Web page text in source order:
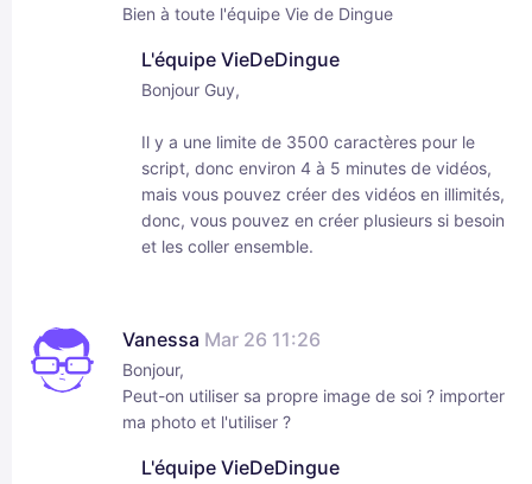
Bien à toute l'équipe Vie de Dingue
L'équipe VieDeDingue
Bonjour Guy,
Il y a une limite de 3500 caractères pour le
script, donc environ 4 à 5 minutes de vidéos,
mais vous pouvez créer des vidéos en illimités,
donc, vous pouvez en créer plusieurs si besoin
et les coller ensemble.
Vanessa Mar 26 11:26
Bonjour,
Peut-on utiliser sa propre image de soi ? importer
ma photo et l'utiliser ?
L'équipe VieDeDingue